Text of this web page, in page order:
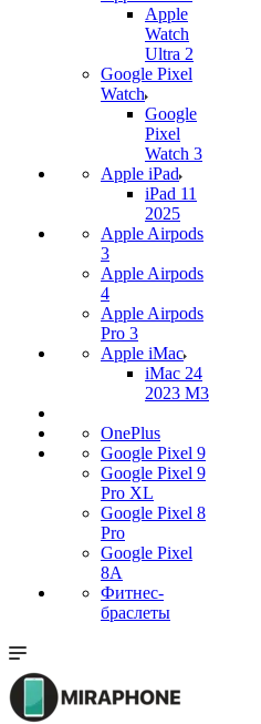
Apple
Watch
Ultra 2
Google Pixel
Watch
Google
Pixel
Watch 3
Apple iPad
iPad 11
2025
Apple Airpods
3
Apple Airpods
4
Apple Airpods
Pro 3
Apple iMac
iMac 24
2023 M3
OnePlus
Google Pixel 9
Google Pixel 9
Pro XL
Google Pixel 8
Pro
Google Pixel
8A
Фитнес-
браслеты